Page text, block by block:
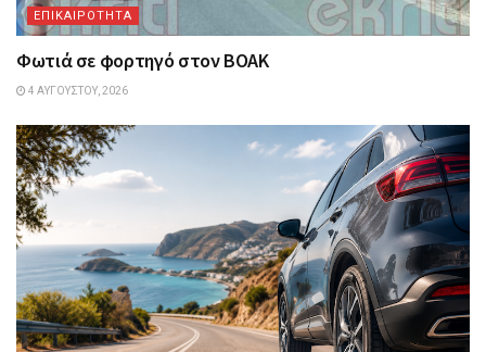
ΕΠΙΚΑΙΡΟΤΗΤΑ
Φωτιά σε φορτηγό στον ΒΟΑΚ
4 ΑΥΓΟΎΣΤΟΥ, 2026